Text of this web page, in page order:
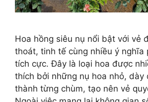
Hoa hồng siêu nụ nổi bật với vẻ
thoát, tinh tế cùng nhiều ý nghĩa
tích cực. Đây là loại hoa được
thích bởi những nụ hoa nhỏ, dày
thành từng chùm, tạo nên vẻ